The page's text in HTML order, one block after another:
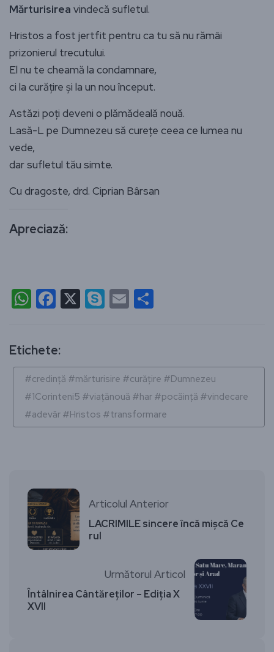
Mărturisirea vindecă sufletul.
Hristos a fost jertfit pentru ca tu să nu rămâi
prizonierul trecutului.
El nu te cheamă la condamnare,
ci la curățire și la un nou început.
Astăzi poți deveni o plămădeală nouă.
Lasă-L pe Dumnezeu să curețe ceea ce lumea nu
vede,
dar sufletul tău simte.
Cu dragoste, drd. Ciprian Bârsan
Apreciază:
WhatsApp
Facebook
X Skype
Email
Etichete:
#credință #mărturisire #curățire #Dumnezeu
#1Corinteni5 #viațănouă #har #pocăință #vindecare
#adevăr #Hristos #transformare
Articolul Anterior
LACRIMILE sincere încă mișcă Ce
rul
Următorul Articol
Întâlnirea Cântăreților – Ediția X
XVII